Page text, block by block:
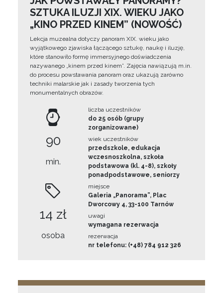
SZTUKA ILUZJI XIX. WIEKU JAKO
„KINO PRZED KINEM” (NOWOŚĆ)
Lekcja muzealna dotyczy panoram XIX. wieku jako
wyjątkowego zjawiska łączącego sztukę, naukę i iluzję,
które stanowiło formę immersyjnego doświadczenia
nazywanego „kinem przed kinem”. Zajęcia nawiązują m.in.
do procesu powstawania panoram oraz ukazują zarówno
techniki malarskie jak i zasady tworzenia tych
monumentalnych obrazów.
90
min.
14 zł
osoba
liczba uczestników
do 25 osób (grupy
zorganizowane)
wiek uczestników
przedszkole, edukacja
wczesnoszkolna, szkoła
podstawowa (kl. 4-8), szkoły
ponadpodstawowe, seniorzy
miejsce
Galeria „Panorama”, Plac
Dworcowy 4, 33-100 Tarnów
uwagi
wymagana rezerwacja
rezerwacja
nr telefonu: (+48) 784 912 326